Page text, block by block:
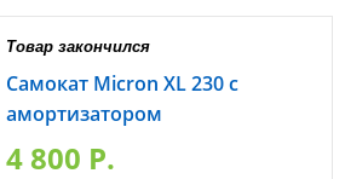
Товар закончился
Самокат Micron XL 230 с
амортизатором
4 800 P.